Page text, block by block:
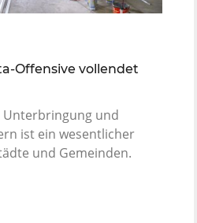
Offensive vollendet
Unterbringung und
ist ein wesentlicher
und Gemeinden.